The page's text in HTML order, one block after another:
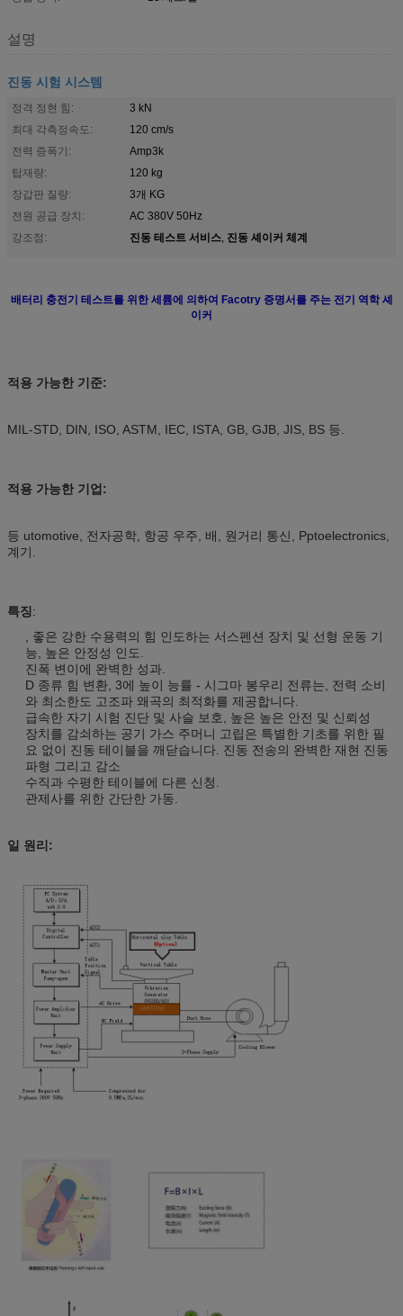
설명
진동 시험 시스템
정격 정현 힘:
3 kN
최대 각측정속도:
120 cm/s
전력 증폭기:
Amp3k
탑재량:
120 kg
장갑판 질량:
3개 KG
전원 공급 장치:
AC 380V 50Hz
강조점:
진동 테스트 서비스, 진동 셰이커 체계
배터리 충전기 테스트를 위한 세륨에 의하여 Facotry 증명서를 주는 전기 역학 셰
이커
적용 가능한 기준:
MIL-STD, DIN, ISO, ASTM, IEC, ISTA, GB, GJB, JIS, BS 등.
적용 가능한 기업:
등 utomotive, 전자공학, 항공 우주, 배, 원거리 통신, Pptoelectronics,
계기.
특징:
, 좋은 강한 수용력의 힘 인도하는 서스펜션 장치 및 선형 운동 기
능, 높은 안정성 인도.
진폭 변이에 완벽한 성과.
D 종류 힘 변환, 3에 높이 능률 - 시그마 봉우리 전류는, 전력 소비
와 최소한도 고조파 왜곡의 최적화를 제공합니다.
급속한 자기 시험 진단 및 사슬 보호, 높은 높은 안전 및 신뢰성
장치를 감쇠하는 공기 가스 주머니 고립은 특별한 기초를 위한 필
요 없이 진동 테이블을 깨닫습니다. 진동 전송의 완벽한 재현 진동
파형 그리고 감소
수직과 수평한 테이블에 다른 신청.
관제사를 위한 간단한 가동.
일 원리: